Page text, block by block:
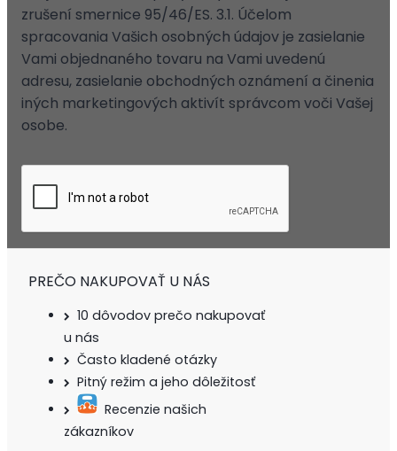
zrušení smernice 95/46/ES. 3.1. Účelom
spracovania Vašich osobných údajov je zasielanie
Vami objednaného tovaru na Vami uvedenú
adresu, zasielanie obchodných oznámení a činenia
iných marketingových aktivít správcom voči Vašej
osobe.
PREČO NAKUPOVAŤ U NÁS
10 dôvodov prečo nakupovať
u nás
Často kladené otázky
Pitný režim a jeho dôležitosť
Recenzie našich
zákazníkov